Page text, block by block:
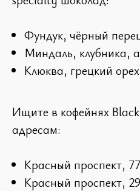
Фундук, чёрный
Миндаль, клубника,
Клюква, грецкий
Ищите в кофейнях
адресам:
Красный проспект,
Красный проспект,